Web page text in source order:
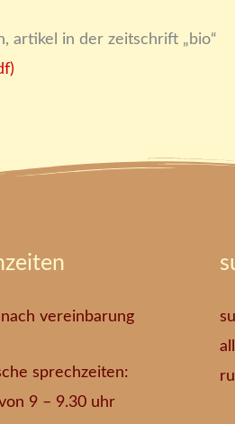
artikel in der zeitschrift „bio“
vereinbarung
sprechzeiten:
9 – 9.30 uhr